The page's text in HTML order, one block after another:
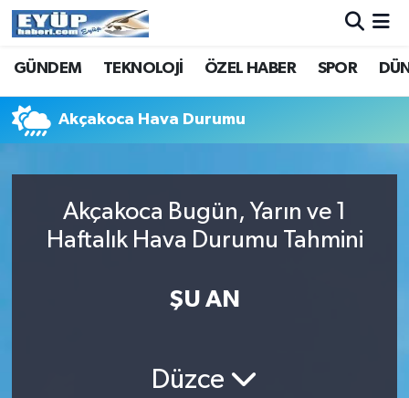
GÜNDEM TEKNOLOJİ ÖZEL HABER SPOR
Akçakoca Hava Durumu
Akçakoca Bugün, Yarın ve 1
Haftalık Hava Durumu Tahmini
ŞU AN
Düzce